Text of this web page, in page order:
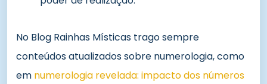
No Blog Rainhas Místicas trago sempre
conteúdos atualizados sobre numerologia, como
em numerologia revelada: impacto dos números